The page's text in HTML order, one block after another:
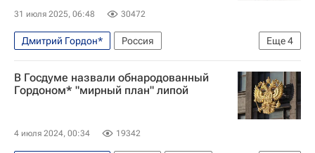
31 июля 2025, 06:48 30472
Еще4
Дмитрий Гордон*
Россия
Следственный комитет России (СК РФ)
В Госдуме назвали обнародованный
Гордоном* "мирный план" липой
4 июля 2024, 00:34 19342